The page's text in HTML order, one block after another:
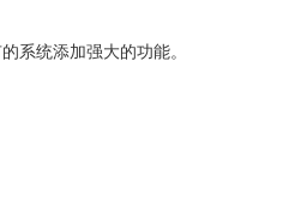
系统添加强大的功能。